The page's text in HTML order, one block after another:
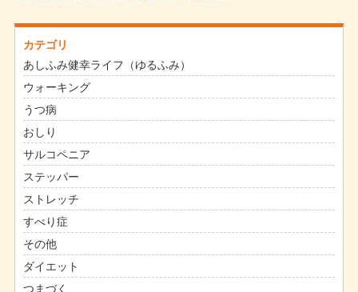
カテゴリ
あしふみ健幸ライフ（ゆるふみ）
ウォーキング
うつ病
おしり
サルコペニア
ステッパー
ストレッチ
すべり症
その他
ダイエット
つまづく